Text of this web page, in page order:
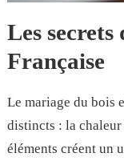
Les
Française
Le mariage du bois
distincts : la chaleur
éléments créent un